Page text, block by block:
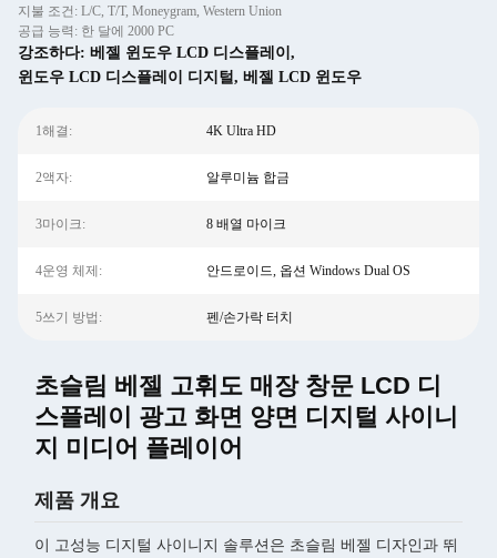
지불 조건: L/C, T/T, Moneygram, Western Union
공급 능력: 한 달에 2000 PC
강조하다: 베젤 윈도우 LCD 디스플레이 ,
윈도우 LCD 디스플레이 디지털, 베젤 LCD 윈도우
1해결: 4K Ultra HD
2액자: 알루미늄 합금
3마이크: 8 배열 마이크
4운영 체제: 안드로이드, 옵션 Windows Dual OS
5쓰기 방법: 펜/손가락 터치
초슬림 베젤 고휘도 매장 창문 LCD 디
스플레이 광고 화면 양면 디지털 사이니
지 미디어 플레이어
제품 개요
이 고성능 디지털 사이니지 솔루션은 초슬림 베젤 디자인과 뛰